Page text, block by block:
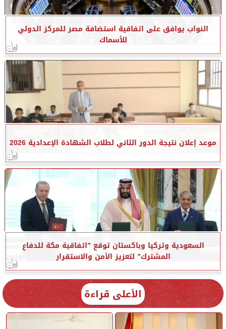
النواب يوافق على اتفاقية استضافة مصر للمركز الدولي
للأسماك
موعد إعلان نتيجة الدور الثاني لطلاب الشهادة الإعدادية 2026
السعودية وتركيا وباكستان توقع ”اتفاقية مكة للدفاع
المشترك” لتعزيز الأمن والاستقرار
الأعلى قراءة